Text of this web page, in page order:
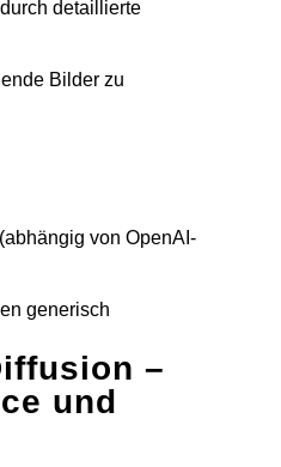
detaillierte
Bilder zu
von OpenAI-
generisch
–
und